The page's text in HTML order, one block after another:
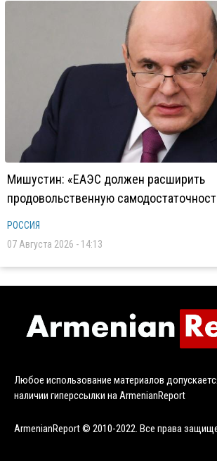
Мишустин: «ЕАЭС должен расширить
продовольственную
РОССИЯ
07 Августа 2026 - 14:13
Любое использование материалов
наличии гиперссылки на ArmenianReport
ArmenianReport © 2010-2022. Все права